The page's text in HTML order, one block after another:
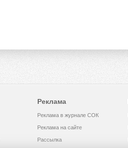
Реклама
Реклама в журнале СОК
Реклама на сайте
Рассылка